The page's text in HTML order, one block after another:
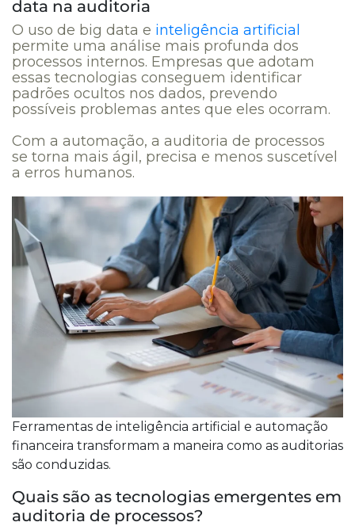
data na auditoria
O uso de big data e inteligência artificial
permite uma análise mais profunda dos
processos internos. Empresas que adotam
essas tecnologias conseguem identificar
padrões ocultos nos dados, prevendo
possíveis problemas antes que eles ocorram.
Com a automação, a auditoria de processos
se torna mais ágil, precisa e menos suscetível
a erros humanos.
Ferramentas de inteligência artificial e automação
financeira transformam a maneira como as auditorias
são conduzidas.
Quais são as tecnologias emergentes em
auditoria de processos?